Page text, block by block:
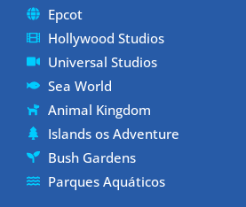
Epcot
Hollywood Studios
Universal Studios
Sea World
Animal Kingdom
Islands os Adventure
Bush Gardens
Parques Aquáticos